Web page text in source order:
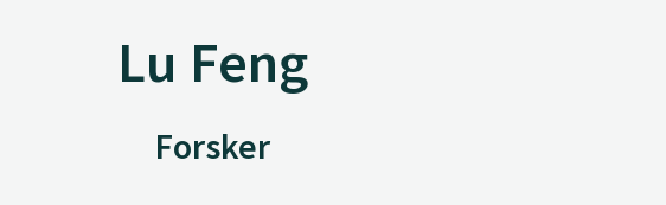
Lu Feng
Forsker